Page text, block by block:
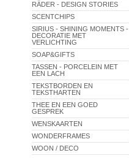
RÄDER - DESIGN STORIES
SCENTCHIPS
SIRIUS - SHINING MOMENTS -
DECORATIE MET
VERLICHTING
SOAP&GIFTS
TASSEN - PORCELEIN MET
EEN LACH
TEKSTBORDEN EN
TEKSTHARTEN
THEE EN EEN GOED
GESPREK
WENSKAARTEN
WONDERFRAMES
WOON / DECO